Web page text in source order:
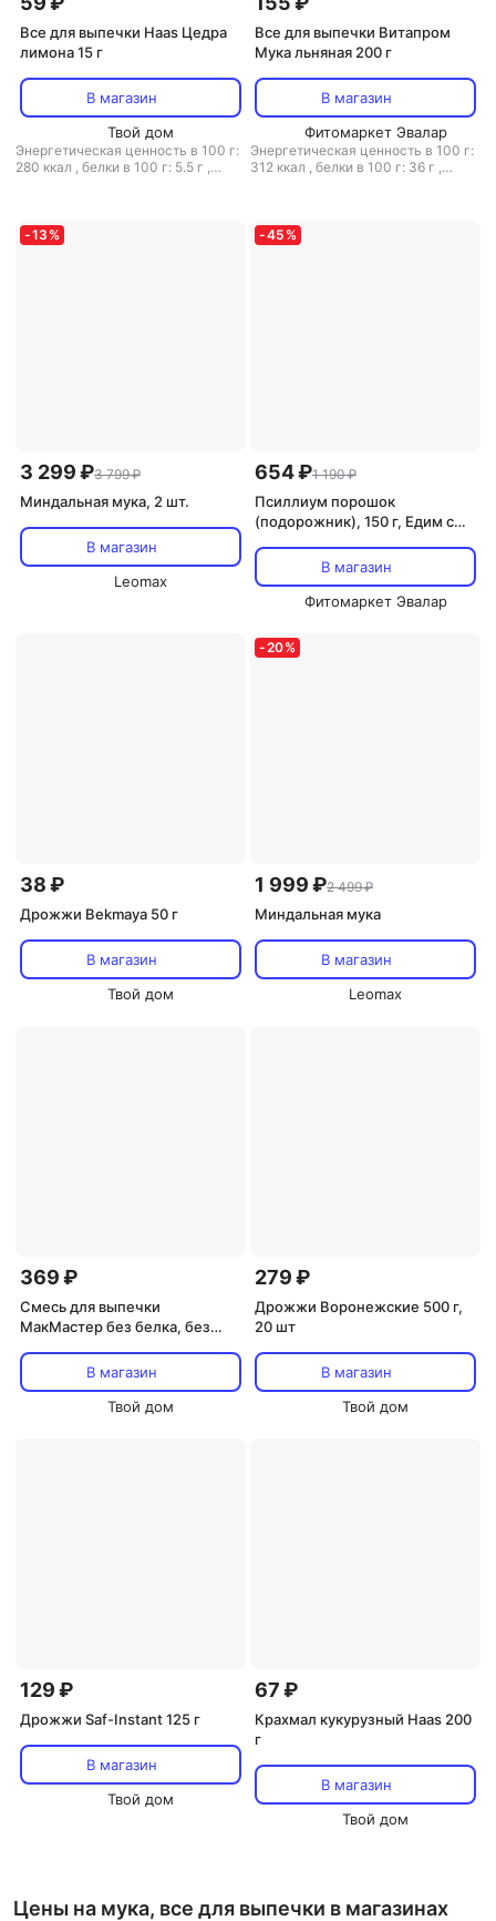
Все для выпечки Haas Цедра
лимона 15 г
В магазин
Твой дом
Энергетическая ценность в 100 г:
280 ккал , белки в 100 г: 5.5 г ,
Все для выпечки Витапром
Мука льняная 200 г
В магазин
Фитомаркет Эвалар
Энергетическая ценность в 100 г:
312 ккал , белки в 100 г: 36 г ,
-13 %
3 299 ₽3 799 ₽
Миндальная мука, 2 шт.
В магазин
Leomax
-45 %
654 ₽1 190 ₽
Псиллиум порошок
(подорожник), 150 г, Едим с
В магазин
Фитомаркет Эвалар
38 ₽
Дрожжи Bekmaya 50 г
В магазин
Твой дом
-20%
1 999 ₽2 499 ₽
Миндальная мука
В магазин
Leomax
369 ₽
Смесь для выпечки
МакМастер без белка, без
В магазин
Твой дом
279 ₽
Дрожжи Воронежские 500 г,
20 шт
В магазин
Твой дом
129 ₽
Дрожжи Saf-Instant 125 г
В магазин
Твой дом
67 ₽
Крахмал кукурузный Haas 200
г
В магазин
Твой дом
Цены на мука, все для выпечки в магазинах